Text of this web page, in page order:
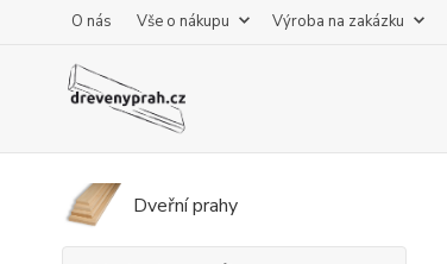
O nás Vše o nákupu Výroba na zakázku
Dveřní prahy